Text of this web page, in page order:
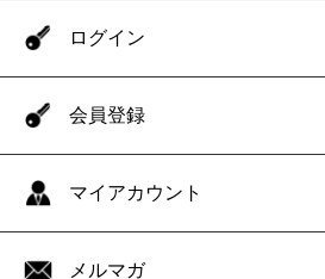
ログイン
会員登録
マイアカウント
メルマガ